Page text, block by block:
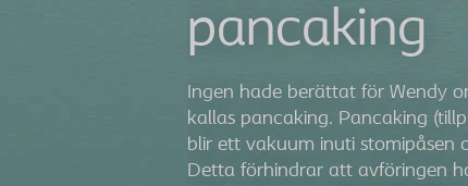
pancaking
Ingen hade berättat för Wendy
kallas pancaking. Pancaking
blir ett vakuum inuti stomipåsen
Detta förhindrar att avföringen